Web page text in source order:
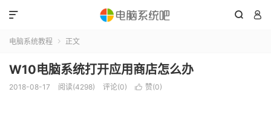
 

电脑系统教程  正文
W10电脑系统打开应用商店怎么办
2018-08-17 阅读(4298) 评论(0)  赞(0)